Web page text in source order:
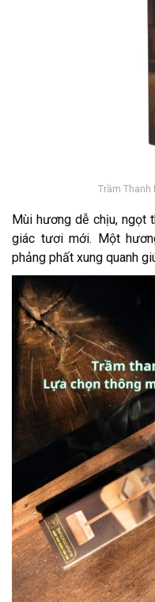
Trầm Thanh
Mùi hương dễ chịu, ngọt
giác tươi mới. Một
phảng phất xung quanh